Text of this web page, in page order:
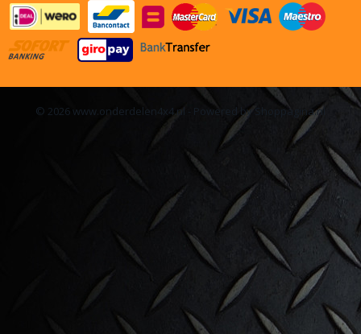
© 2026 www.onderdelen4x4.nl - Powered by Shoppagina.nl